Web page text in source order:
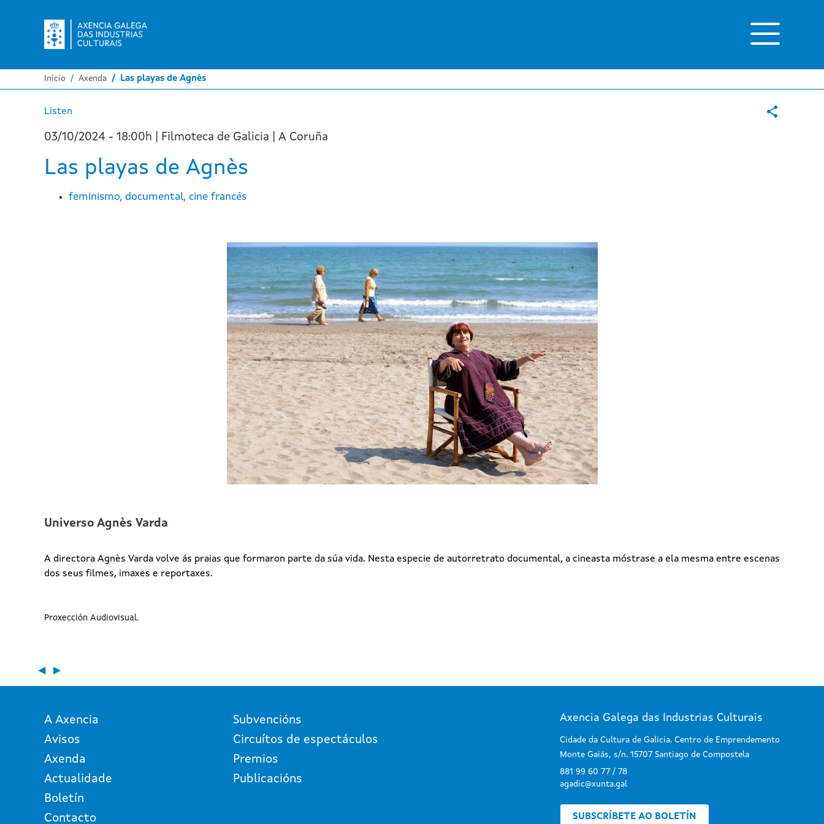
Inicio Axenda Las playas de Agnès
Listen
03/10/2024 - 18:00h | Filmoteca de Galicia | A Coruña
Las playas de Agnès
feminismo, documental, cine francés
Universo Agnès Varda
A directora Agnès Varda volve ás praias que formaron parte da súa vida. Nesta especie de autorretrato documental, a cineasta móstrase a ela mesma entre escenas
dos seus filmes, imaxes e reportaxes.
Proxección Audiovisual
◀ ▶
A Axencia
Avisos
Axenda
Actualidade
Boletín
Contacto
Subvencións
Circuítos de espectáculos
Premios
Publicacións
Axencia Galega das Industrias Culturais
Cidade da Cultura de Galicia. Centro de Emprendemento
Monte Gaiás, s/n. 15707 Santiago de Compostela
881 99 60 77 / 78
agadic@xunta.gal
SUBSCRÍBETE AO BOLETÍN